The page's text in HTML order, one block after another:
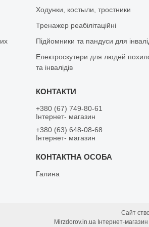
Ходунки, костыли, тростники
Тренажер реабілітаційні
Підйомники та пандуси для
Електроскутери для людей
та інвалідів
+380 (67) 749-80-61
Інтернет- магазин
+380 (63) 648-08-68
Інтернет- магазин
Галина
Сайт